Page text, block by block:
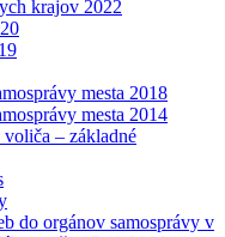
krajov 2022
mesta 2018
mesta 2014
– základné
do orgánov samosprávy v